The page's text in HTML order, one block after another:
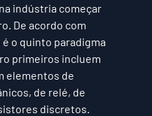
indústria começar
De acordo com
é o quinto paradigma
primeiros incluem
elementos de
de relé, de
discretos.